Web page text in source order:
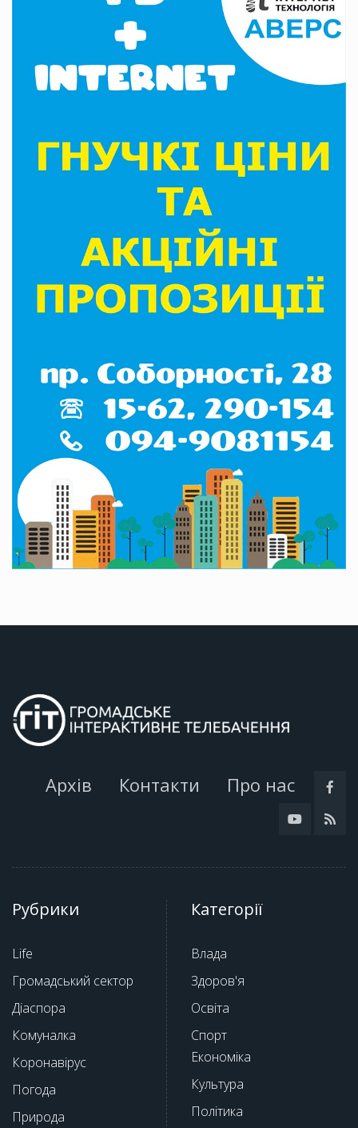
Архів Контакти Про нас
Рубрики
Life
Громадський сектор
Діаспора
Комуналка
Коронавірус
Погода
Природа
Категорії
Влада
Здоров'я
Освіта
Спорт
Економіка
Культура
Політика